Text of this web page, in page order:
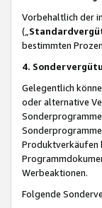
Vorbehaltlich der
(„
bestimmten
4.
Gelegentlich
oder alternative
Produktverkäufen
Werbeaktionen.
Folgende